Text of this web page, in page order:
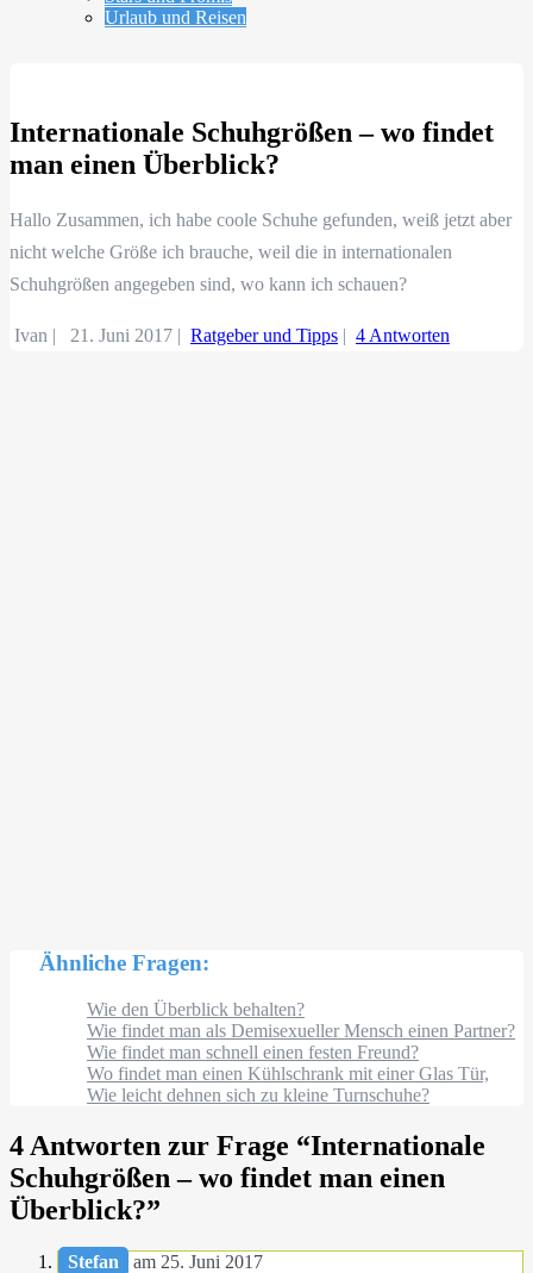
Urlaub und Reisen
Internationale Schuhgrößen – wo findet
man einen Überblick?
Hallo Zusammen, ich habe coole Schuhe gefunden, weiß jetzt aber
nicht welche Größe ich brauche, weil die in internationalen
Schuhgrößen angegeben sind, wo kann ich schauen?
Ivan | 21. Juni 2017 | Ratgeber und Tipps | 4 Antworten
Ähnliche Fragen:
Wie den Überblick behalten?
Wie findet man als Demisexueller Mensch einen Partner?
Wie findet man schnell einen festen Freund?
Wo findet man einen Kühlschrank mit einer Glas Tür,
Wie leicht dehnen sich zu kleine Turnschuhe?
4 Antworten zur Frage “Internationale
Schuhgrößen – wo findet man einen
Überblick?”
Stefan
am 25. Juni 2017